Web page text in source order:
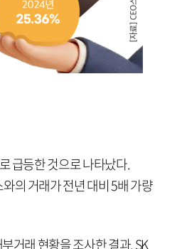
급등한 것으로 나타났다.
의 거래가 전년 대비 5배 가량
거래 현황을 조사한 결과, SK